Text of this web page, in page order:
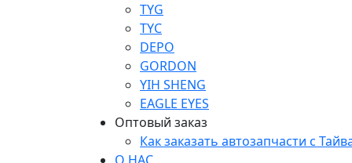
TYG
TYC
DEPO
GORDON
YIH SHENG
EAGLE EYES
Оптовый заказ
Как заказать автозапчасти с